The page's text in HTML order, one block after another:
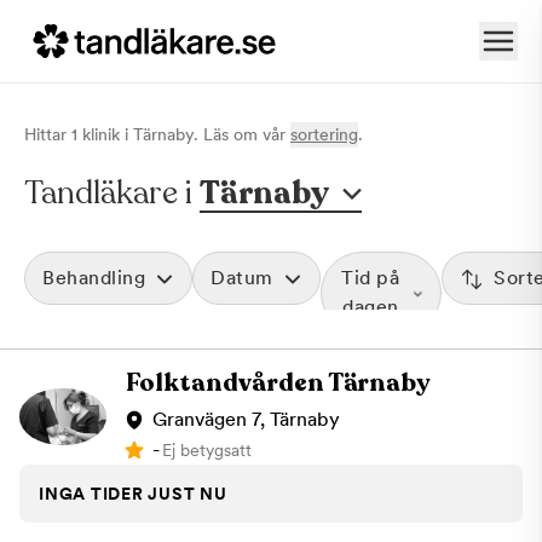
Hittar 1 klinik i Tärnaby. Läs om vår sortering.
Tandläkare i Tärnaby
Behandling Datum
Tid på
dagen
Folktandvården Tärnaby
Granvägen 7, Tärnaby
-Ej betygsatt
INGA TIDER JUST NU